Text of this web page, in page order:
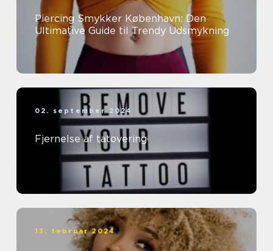
Piercing Smykker København: Den
Ultimative Guide til Trendy Udsmykning
02. september 2024
Fjernelse af tatovering
13. februar 2024